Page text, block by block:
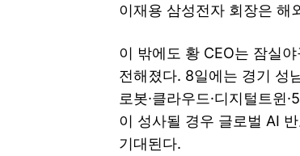
이재용 삼성전자 회장은 해
이 밖에도 황 CEO는 잠실
전해졌다. 8일에는 경기 성
로봇·클라우드·디지털트윈
이 성사될 경우 글로벌 AI
기대된다.